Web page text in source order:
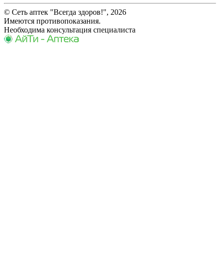
© Сеть аптек "Всегда здоров!", 2026
Имеются противопоказания.
Необходима консультация специалиста